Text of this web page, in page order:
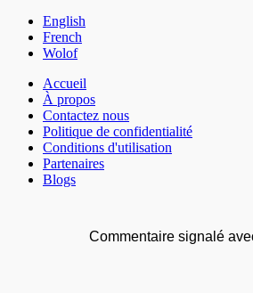
English
French
Wolof
Accueil
À propos
Contactez nous
Politique de confidentialité
Conditions d'utilisation
Partenaires
Blogs
Commentaire signalé